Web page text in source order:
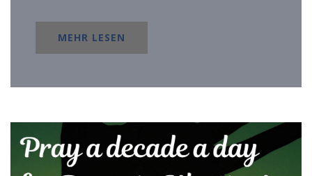
MEHR LESEN